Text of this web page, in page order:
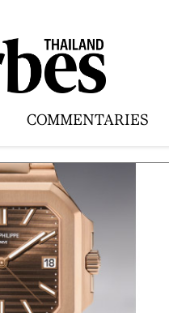
COMMENTARIES